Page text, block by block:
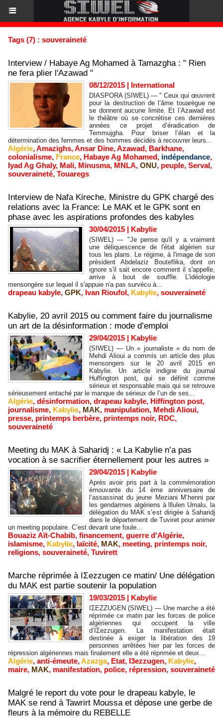
Tags (7) : souveraineté
Interview / Habaye Ag Mohamed à Tamazgha : " Rien
ne fera plier l'Azawad "
08/12/2015 | International
DIASPORA (SIWEL) — " Ceux qui œuvrent
pour la destruction de l’âme touarègue ne
se donnent aucune limite. Et l’Azawad est
le théâtre où se concrétise ces dernières
années ce projet d’éradication de
Temmujgha. Pour briser l’élan et la
détermination des femmes et des hommes décidés à recouvrer leurs...
Algérie,Amazighs,Ansar Dine,Azawad, Barkhane,
colonialisme, France, Habaye Ag Mohamed, indépendance,
Iyad Ag Ghaly, Mali, Minusma, MNLA, ONU, peuple, Serval,
souveraineté, Touaregs
Interview de Nafa Kireche, Ministre du GPK chargé des
relations avec la France: Le MAK et le GPK sont en
phase avec les aspirations profondes des kabyles
30/04/2015 | Kabylie
(SIWEL) — "Je pense qu'il y a vraiment
une déliquescence de l'état algérien sur
tous les plans. Le régime, à l'image de son
président Abdelaziz Bouteflika, dont on
ignore s'il sait encore comment il s'appelle,
arrive à bout de souffle. L'idéologie
mensongère sur lequel il s'appuie n'a pas survécu à...
drapeau kabyle, GPK, Ivan Rioufol, Kabylie, souveraineté
Kabylie, 20 avril 2015 ou comment faire du journalisme
un art de la désinformation : mode d’emploi
29/04/2015 | Kabylie
(SIWEL) — Un « journaliste » du nom de
Mehdi Alioui a commis un article des plus
mensongers sur le 20 avril 2015 en
Kabylie. Un article indigne du journal
Huffington post, qui se définit comme
sérieux et responsable mais qui se retrouve
sérieusement entaché par le manque de sérieux de l’un de ses...
Algérie, désinformation, drapeau kabyle, Hiffington post,
journalisme, Kabylie, MAK, manipulation, Mehdi Alioui,
presse, printemps berbère, printemps noir, RDC,
souveraineté
Meeting du MAK à Saharidj : « La Kabylie n’a pas
vocation à se sacrifier éternellement pour les autres »
29/04/2015 | Kabylie
Après avoir pris part à la commémoration
émouvante du 14 ème anniversaire de
l’assassinat du jeune Meziani M’henni par
les gendarmes algériens à lllulen Umalu, la
délégation du MAK s’est dirigée à Saharidj
dans le département de Tuviret pour animer
un meeting populaire. C’est devant une foule...
Bouaziz Aït-Chabib, financement, guerre d'Algérie,
islamisme, Kabylie, laïcité, MAK, meeting, printemps noir,
religions, souveraineté, Tuvirett
Marche réprimée à IΣezzugen ce matin/ Une délégation
du MAK est partie soutenir la population
19/03/2015 | Kabylie
IΣEZZUGEN (SIWEL) — Une marche a été
réprimée ce matin par les forces de police
algériennes qui occupent la ville
d’IΣezzugen. La manifestation était
destinée à exiger la libération des 19
personnes arrêtées hier par les forces de
répression algériennes mais finalement elle a été réprimée et deux...
Algérie, anti-émeute,Azazga, Etat, I3ezzugen, Kabylie,
maire, MAK, manifestation, police, répression, souveraineté
Malgré le report du vote pour le drapeau kabyle, le
MAK se rend à Tawrirt Moussa et dépose une gerbe de
fleurs à la mémoire du REBELLE